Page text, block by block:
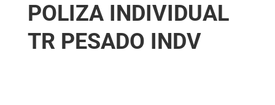
POLIZA INDIVIDUAL
TR PESADO INDV